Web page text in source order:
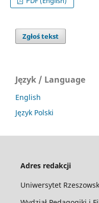
Zgłoś tekst
Język / Language
English
Język Polski
Adres redakcji
Uniwersytet